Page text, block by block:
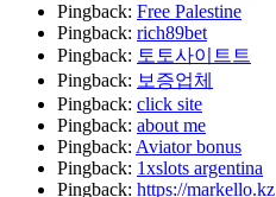
Pingback: Free Palestine
Pingback: rich89bet
Pingback: 토토사이트트
Pingback: 보증업체
Pingback: click site
Pingback: about me
Pingback: Aviator bonus
Pingback: 1xslots argentina
Pingback: https://markello.kz